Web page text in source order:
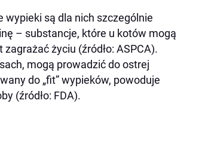
wypieki są dla nich szczególnie
– substancje, które u kotów mogą
życiu (źródło: ASPCA).
mogą prowadzić do ostrej
do „fit” wypieków, powoduje
(źródło: FDA).